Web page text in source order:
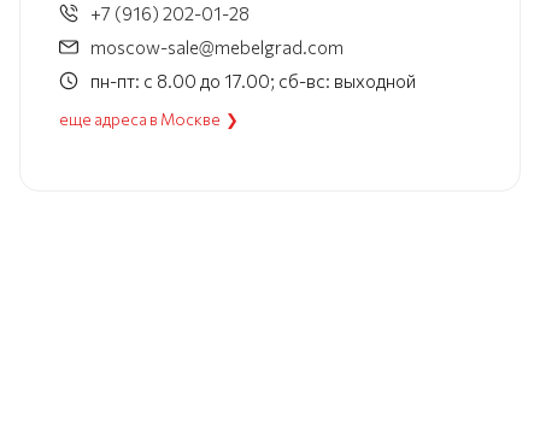
+7 (916) 202-01-28
moscow-sale@mebelgrad.com
пн-пт: с 8.00 до 17.00; сб-вс: выходной
еще адреса в Москве ❯